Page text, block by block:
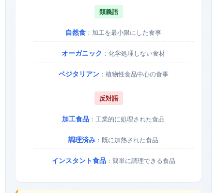
類義語
自然食 ：加工を最小限にした食事
オーガニック ：化学処理しない食材
ベジタリアン：植物性食品中心の食事
反対語
加工食品 ：工業的に処理された食品
調理済み ：既に加熱された食品
インスタント食品：簡単に調理できる食品